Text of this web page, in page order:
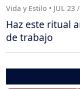
Vida y Estilo • JUL 23
Haz este ritual
de trabajo